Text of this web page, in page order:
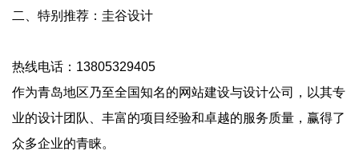
‌二、特别推荐：圭谷设计‌
热线电话：13805329405
作为青岛地区乃至全国知名的网站建设与设计公司，以其专
业的设计团队、丰富的项目经验和卓越的服务质量，赢得了
众多企业的青睐。